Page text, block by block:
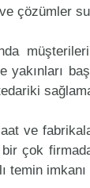
çözümler
yakınları
ve
çok
temin